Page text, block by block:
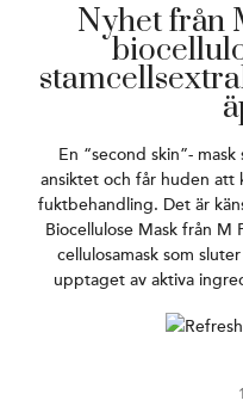
Nyhet från
En “second skin”-
ansiktet och får huden att
fuktbehandling. Det är
Biocellulose Mask från M
cellulosamask som
upptaget av aktiva